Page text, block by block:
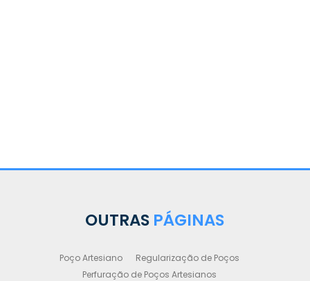
OUTRAS PÁGINAS
Poço Artesiano
Regularização de Poços
Perfuração de Poços Artesianos